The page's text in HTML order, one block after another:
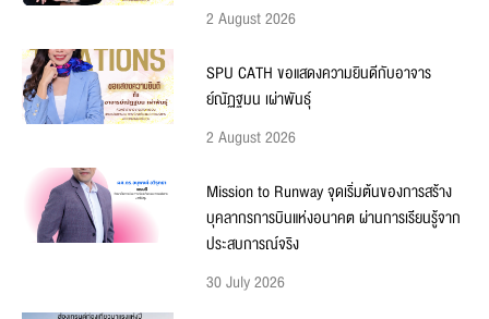
2 August 2026
SPU CATH ขอแสดงความยินดีกับอาจาร
ย์ณัฏฐมน เผ่าพันธุ์
2 August 2026
Mission to Runway จุดเริ่มต้นของการสร้าง
บุคลากรการบินแห่งอนาคต ผ่านการเรียนรู้จาก
ประสบการณ์จริง
30 July 2026